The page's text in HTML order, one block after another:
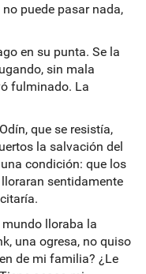
puede pasar nada,
en su punta. Se la
sin mala
fulminado. La
que se resistía,
la salvación del
condición: que los
sentidamente
lloraba la
una ogresa, no quiso
de mi familia? ¿Le